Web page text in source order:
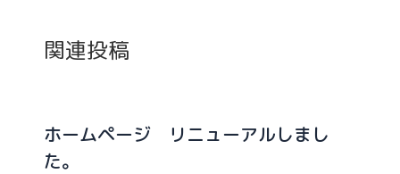
関連投稿
ホームページ リニューアルしまし
た。